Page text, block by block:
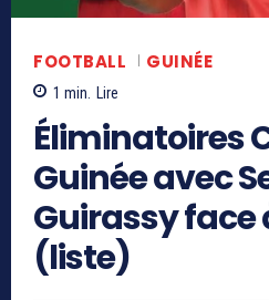
FOOTBALL GUINÉE
1 min. Lire
Éliminatoires
Guinée avec
Guirassy face
(liste)